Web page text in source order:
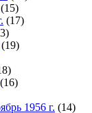
(15)
(17)
(19)
(16)
1956 г. (14)